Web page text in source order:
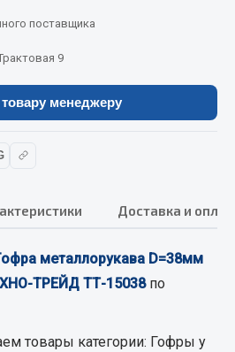
ещё
элементы
поставщика
9
менеджеру
Доставка и
металлорукава D=38мм
ТРЕЙД ТТ-15038по
товары категории: Гофры у